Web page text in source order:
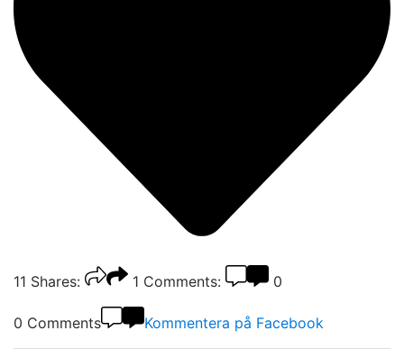
11 Shares: 1 Comments: 0
0 Comments Kommentera på Facebook